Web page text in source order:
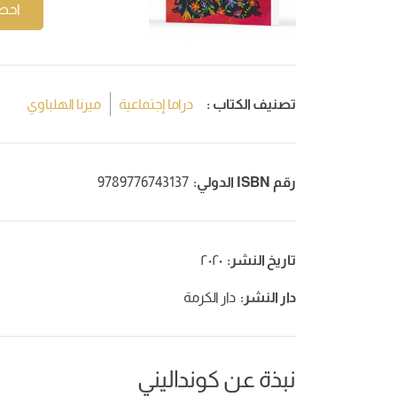
تصنيف الكتاب : دراما إجتماعية ميرنا الهلباوي
رقم ISBN الدولي: 9789776743137
تاريخ النشر: ٢٠٢٠
دار النشر: دار الكرمة
نبذة عن كونداليني